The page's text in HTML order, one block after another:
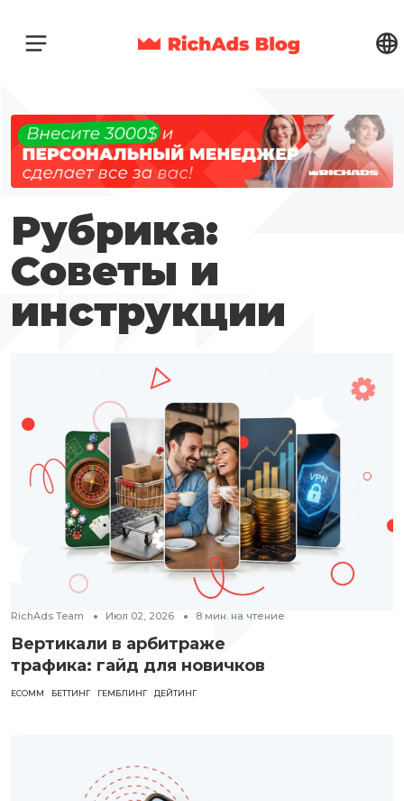
Рубрика:
Советы и
инструкции
RichAds Team Июл 02, 2026 8 мин. на чтение
Вертикали в арбитраже
трафика: гайд для новичков
ECOMM БЕТТИНГ ГЕМБЛИНГ ДЕЙТИНГ